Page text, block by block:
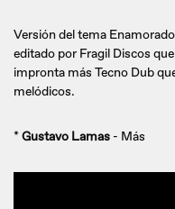
Versión del tema
editado por Fragil Discos
impronta más Tecno Dub
melódicos.
*Gustavo Lamas - Más